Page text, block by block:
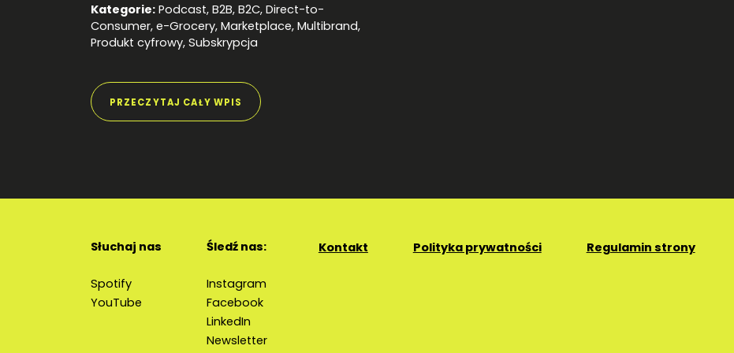
Kategorie: Podcast, B2B, B2C, Direct-to-
Consumer, e-Grocery, Marketplace, Multibrand,
Produkt cyfrowy, Subskrypcja
PRZECZYTAJ CAŁY WPIS
Słuchaj nas
Spotify
YouTube
Śledź nas:
Instagram
Facebook
LinkedIn
Newsletter
Kontakt Polityka prywatności Regulamin strony